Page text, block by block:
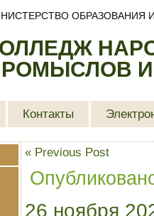
ОБРАЗОВАНИЯ
Контакты
« Previous Post
26 ноября